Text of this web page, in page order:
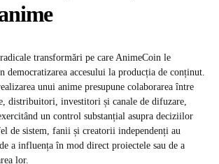
transformări pe care AnimeCoin le
democratizarea accesului la producția de conținut.
unui anime presupune colaborarea între
distribuitori, investitori și canale de difuzare,
un control substanțial asupra deciziilor
de sistem, fanii și creatorii independenți au
a influența în mod direct proiectele sau de a
lor.